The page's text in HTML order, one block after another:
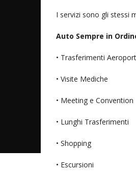
I servizi sono gli stessi
Auto Sempre in
• Trasferimenti
• Visite Mediche
• Meeting e Convention
• Lunghi Trasferimenti
• Shopping
• Escursioni